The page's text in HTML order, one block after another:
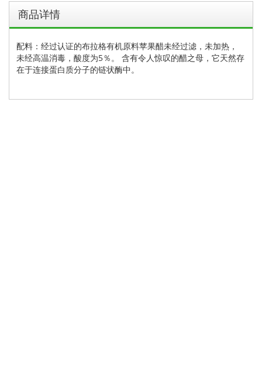
商品详情
配料：经过认证的布拉格有机原料苹果醋未经过滤，未加热，
未经高温消毒，酸度为5％。 含有令人惊叹的醋之母，它天然存
在于连接蛋白质分子的链状酶中。